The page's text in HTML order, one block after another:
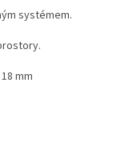
systémem.
mm